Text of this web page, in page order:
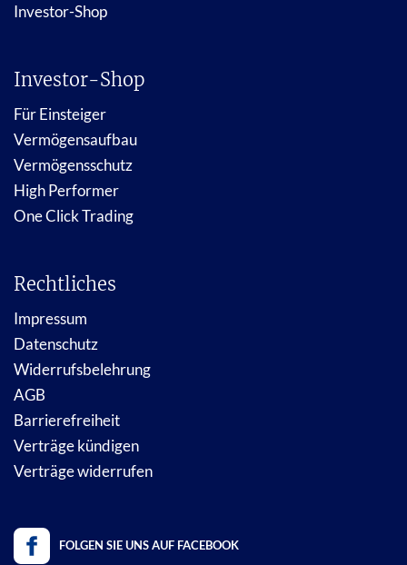
Investor-Shop
Investor-Shop
Für Einsteiger
Vermögensaufbau
Vermögensschutz
High Performer
One Click Trading
Rechtliches
Impressum
Datenschutz
Widerrufsbelehrung
AGB
Barrierefreiheit
Verträge kündigen
Verträge widerrufen
FOLGEN SIE UNS AUF FACEBOOK